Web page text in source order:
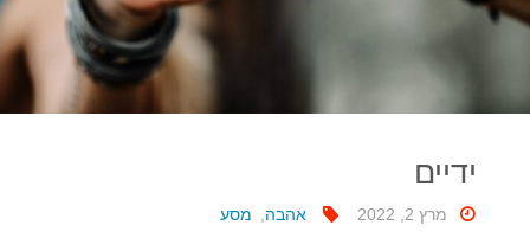
ידיים
מרץ 2, 2022 אהבה, מסע